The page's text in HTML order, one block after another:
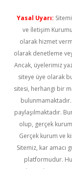
Yasal Uyarı:
ve İletişim
olarak hizmet
olarak denetleme
Ancak, üyelerimiz
siteye üye olarak
sitesi, herhangi bir
bulunmamaktadır.
paylaşılmaktadır.
olup, gerçek
Gerçek kurum ve
Sitemiz, kar amacı
platformudur.